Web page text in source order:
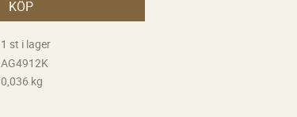
KÖP
1 st i lager
AG4912K
0,036 kg